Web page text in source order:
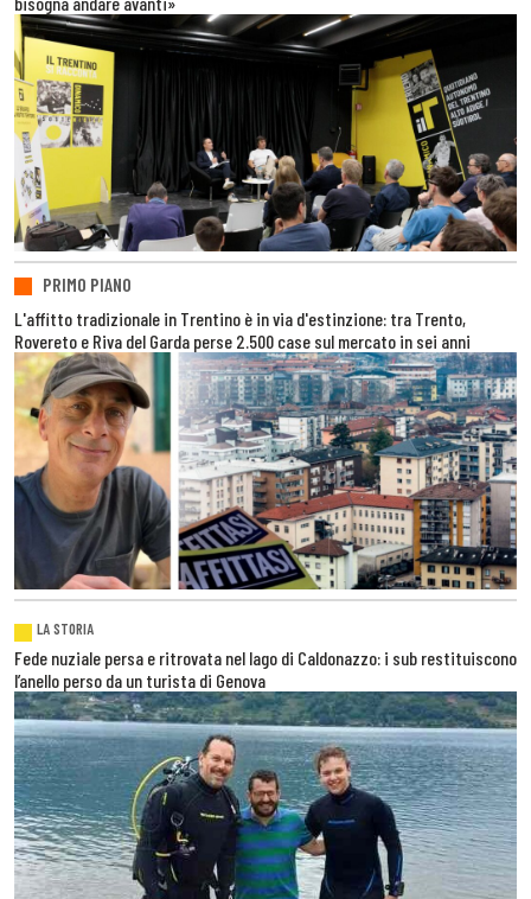
PRIMO PIANO
L'affitto tradizionale in Trentino è in via d'estinzione: tra Trento,
Rovereto e Riva del Garda perse 2.500 case sul mercato in sei anni
LA STORIA
Fede nuziale persa e ritrovata nel lago di Caldonazzo: i sub restituiscono
l’anello perso da un turista di Genova